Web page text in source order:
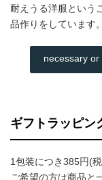
耐えうる洋服という
品作りをしています。
necessary or
ギフトラッピン
1包装につき385円(
ご希望の方は商品と